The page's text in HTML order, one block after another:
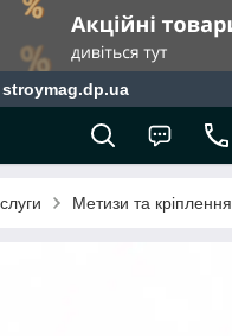
stroymag.dp.ua
Метизи та кріплення